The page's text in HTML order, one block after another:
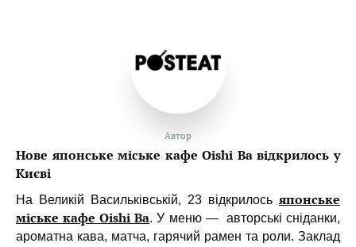
Автор
Нове японське міське кафе Oishi Ba відкрилось у
Києві
На Великій Васильківській, 23 відкрилось японське
міське кафе Oishi Ba. У меню — авторські сніданки,
ароматна кава, матча, гарячий рамен та роли. Заклад